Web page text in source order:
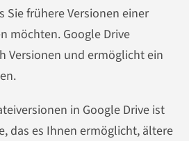
Sie frühere Versionen einer
möchten. Google Drive
Versionen und ermöglicht ein
in Google Drive ist
das es Ihnen ermöglicht, ältere